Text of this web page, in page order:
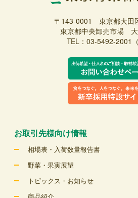
〒143-0001 東京都大田
東京都中央卸売市場
TEL：03-5492-2001（
お取引先様向け情報
相場表・入荷数量報告書
野菜・果実展望
トピックス・お知らせ